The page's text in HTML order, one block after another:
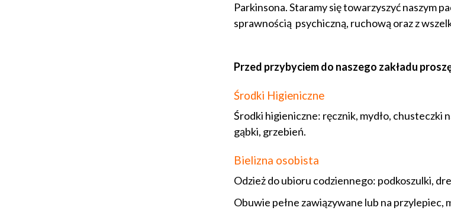
Parkinsona. Staramy się towarzyszyć naszym
sprawnością psychiczną, ruchową oraz z
Przed przybyciem do naszego zakładu
Środki Higieniczne
Środki higieniczne: ręcznik, mydło, chusteczki
gąbki, grzebień.
Bielizna osobista
Odzież do ubioru codziennego: podkoszulki,
Obuwie pełne zawiązywane lub na